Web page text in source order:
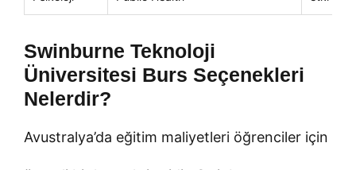
Swinburne Teknoloji
Üniversitesi Burs Seçenekleri
Nelerdir?
Avustralya’da eğitim maliyetleri öğrenciler için